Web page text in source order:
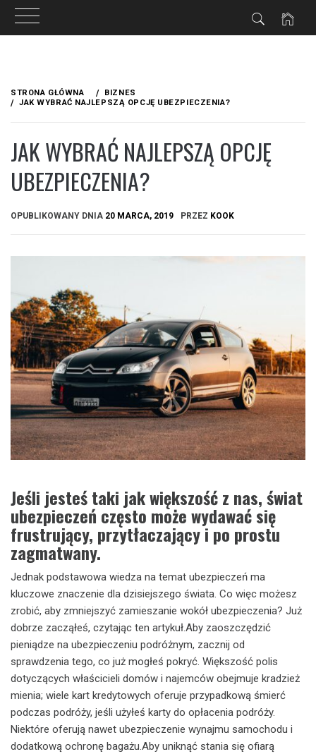
treści
STRONA GŁÓWNA
BIZNES
JAK WYBRAĆ NAJLEPSZĄ OPCJĘ UBEZPIECZENIA?
JAK WYBRAĆ NAJLEPSZĄ OPCJĘ
UBEZPIECZENIA?
OPUBLIKOWANY DNIA 20 MARCA, 2019 PRZEZ KOOK
Jeśli jesteś taki jak większość z nas, świat
ubezpieczeń często może wydawać się
frustrujący, przytłaczający i po prostu
zagmatwany.
Jednak podstawowa wiedza na temat ubezpieczeń ma
kluczowe znaczenie dla dzisiejszego świata. Co więc możesz
zrobić, aby zmniejszyć zamieszanie wokół ubezpieczenia? Już
dobrze zacząłeś, czytając ten artykuł.Aby zaoszczędzić
pieniądze na ubezpieczeniu podróżnym, zacznij od
sprawdzenia tego, co już mogłeś pokryć. Większość polis
dotyczących właścicieli domów i najemców obejmuje kradzież
mienia; wiele kart kredytowych oferuje przypadkową śmierć
podczas podróży, jeśli użyłeś karty do opłacenia podróży.
Niektóre oferują nawet ubezpieczenie wynajmu samochodu i
dodatkową ochronę bagażu.Aby uniknąć stania się ofiarą